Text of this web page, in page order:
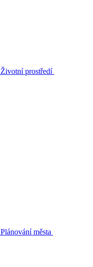
Životní prostředí
Plánování města